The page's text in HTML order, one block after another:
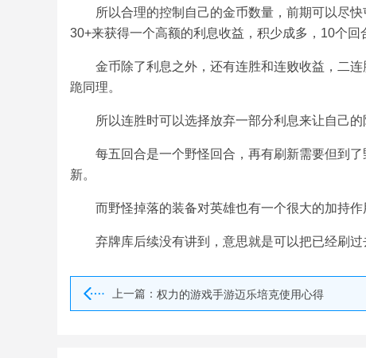
所以合理的控制自己的金币数量，前期可以尽
30+来获得一个高额的利息收益，积少成多，10个
金币除了利息之外，还有连胜和连败收益，二
跪同理。
所以连胜时可以选择放弃一部分利息来让自己
每五回合是一个野怪回合，再有刷新需要但到
新。
而野怪掉落的装备对英雄也有一个很大的加持
弃牌库后续没有讲到，意思就是可以把已经刷
上一篇： 权力的游戏手游迈乐培克使用心得